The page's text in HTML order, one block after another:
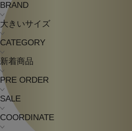
BRAND
大きいサイズ
CATEGORY
新着商品
PRE ORDER
SALE
COORDINATE